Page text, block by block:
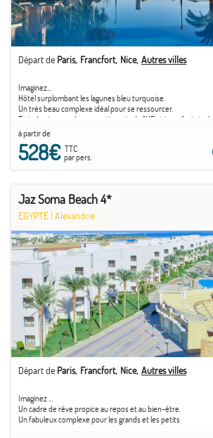
Départ de Paris Francfort Nice Autres villes
Imaginez...
Hôtel surplombant les lagunes bleu turquoise.
Un très beau complexe idéal pour se ressourcer.
Frais de visa pour les ressortissants de l'UE et transferts inclus
à partir de
528€TTC
par pers.
Jaz Soma Beach 4*
EGYPTE | Alexandrie
Départ de Paris Francfort Nice Autres villes
Imaginez …
Un cadre de rêve propice au repos et au bien-être.
Un fabuleux complexe pour les grands et les petits